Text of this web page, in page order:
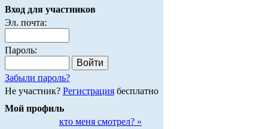
Вход для участников
Эл. почта:
Пароль:
Забыли пароль?
Не участник? Регистрациябесплатно
Мой профиль
кто меня смотрел? »